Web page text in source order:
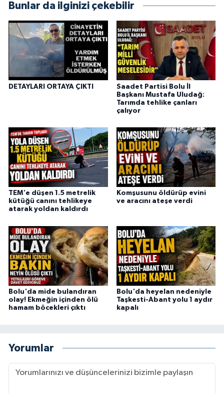
Bunlar da ilginizi çekebilir
DETAYLARI ORTAYA ÇIKTI
Saadet Partisi Bolu İl
Başkanı Mustafa Uludağ:
Tarımda tehlike çanları
çalıyor
TEM'e düşen 1.5 metrelik
kütüğü canını tehlikeye
atarak yoldan kaldırdı
Komşusunu öldürüp evini
ve aracını ateşe verdi
Bolu'da mide bulandıran
olay! Ekmeğin içinden ölü
hamam böcekleri çıktı
Bolu'da heyelan nedeniyle
Taşkesti-Abant yolu 1 aydır
kapalı
Yorumlar